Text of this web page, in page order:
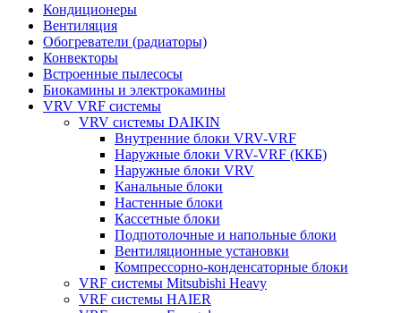
Кондиционеры
Вентиляция
Обогреватели (радиаторы)
Конвекторы
Встроенные пылесосы
Биокамины и электрокамины
VRV VRF системы
VRV системы DAIKIN
Внутренние блоки VRV-VRF
Наружные блоки VRV-VRF (ККБ)
Наружные блоки VRV
Канальные блоки
Настенные блоки
Кассетные блоки
Подпотолочные и напольные блоки
Вентиляционные установки
Компрессорно-конденсаторные блоки
VRF системы Mitsubishi Heavy
VRF системы HAIER